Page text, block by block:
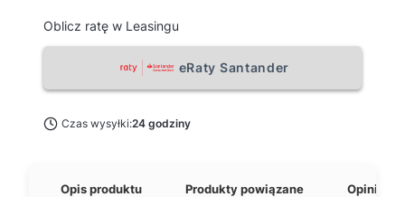
Oblicz ratę w Leasingu
eRaty Santander
Czas wysyłki:24 godziny
Opis produktu Produkty powiązane Opinie o